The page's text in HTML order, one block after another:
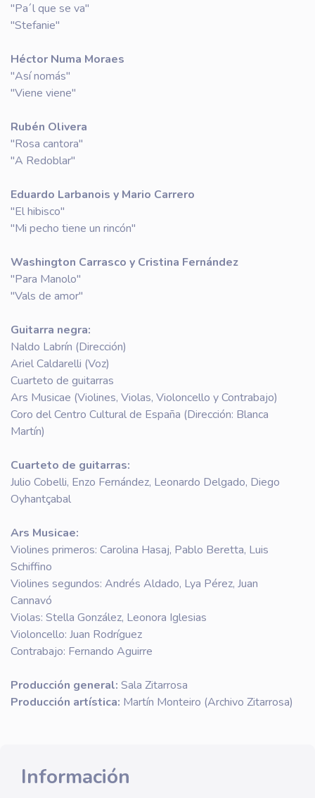
"Pa´l que se va"
"Stefanie"
Héctor Numa Moraes
"Así nomás"
"Viene viene"
Rubén Olivera
"Rosa cantora"
"A Redoblar"
Eduardo Larbanois y Mario Carrero
"El hibisco"
"Mi pecho tiene un rincón"
Washington Carrasco y Cristina Fernández
"Para Manolo"
"Vals de amor"
Guitarra negra:
Naldo Labrín (Dirección)
Ariel Caldarelli (Voz)
Cuarteto de guitarras
Ars Musicae (Violines, Violas, Violoncello y Contrabajo)
Coro del Centro Cultural de España (Dirección: Blanca
Martín)
Cuarteto de guitarras:
Julio Cobelli, Enzo Fernández, Leonardo Delgado, Diego
Oyhantçabal
Ars Musicae:
Violines primeros: Carolina Hasaj, Pablo Beretta, Luis
Schiffino
Violines segundos: Andrés Aldado, Lya Pérez, Juan
Cannavó
Violas: Stella González, Leonora Iglesias
Violoncello: Juan Rodríguez
Contrabajo: Fernando Aguirre
Producción general: Sala Zitarrosa
Producción artística: Martín Monteiro (Archivo Zitarrosa)
Información